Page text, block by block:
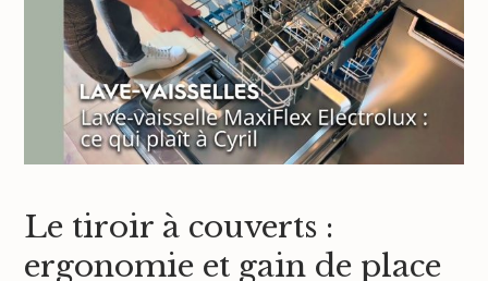
Le tiroir à couverts :
ergonomie et gain de place